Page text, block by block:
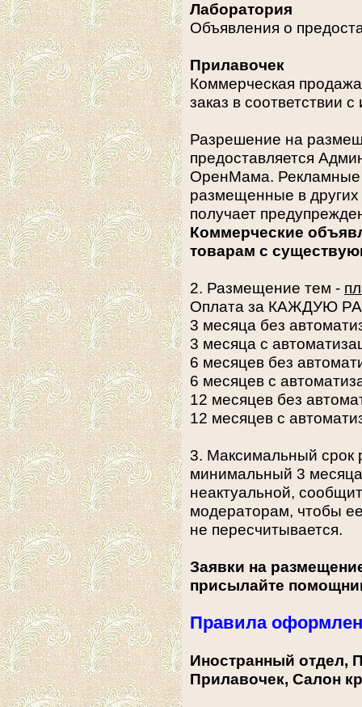
Лаборатория
Объявления о
Прилавочек
Коммерческая
заказ в соответствии
Разрешение на
предоставляется
ОренМама. Рекламные
размещенные в
получает
Коммерческие
товарам с
2. Размещение тем -
Оплата за КАЖДУЮ
3 месяца без
3 месяца с
6 месяцев без
6 месяцев с
12 месяцев без
12 месяцев с
3. Максимальный срок
минимальный 3
неактуальной,
модераторам, чтобы
не пересчитывается.
Заявки на
присылайте
Правила
Иностранный отдел,
Прилавочек, Салон